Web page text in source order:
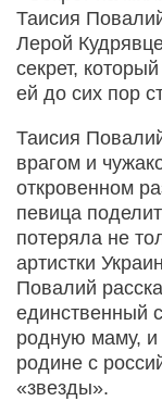
Таисия
Лерой
секрет,
ей до сих пор
Таисия
врагом и
откровенном
певица
потеряла не
артистки
Повалий
единственный
родную маму, и
родине с
«звезды».